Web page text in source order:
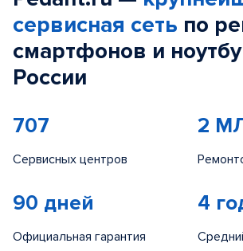
сервисная сеть по
смартфонов и
России
707
Сервисных центров
2
90 дней
Официальная гарантия
4